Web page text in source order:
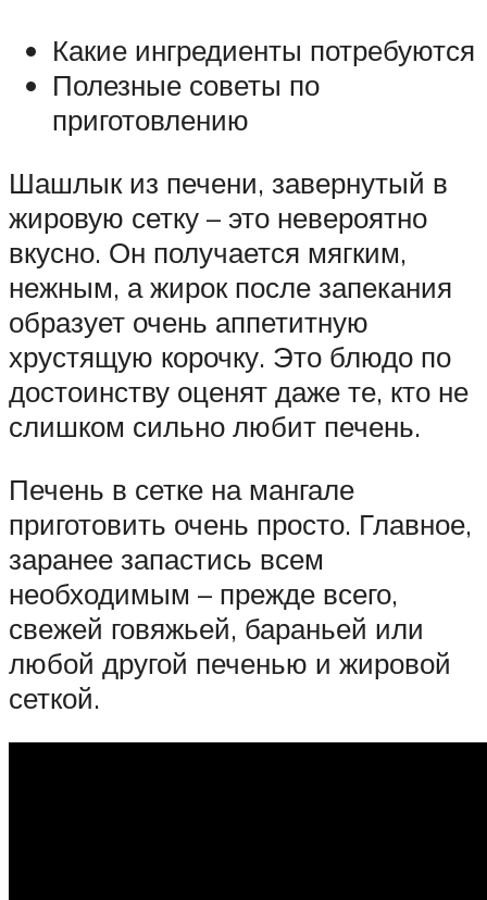
Какие ингредиенты потребуются
Полезные советы по
приготовлению
Шашлык из печени, завернутый в
жировую сетку – это невероятно
вкусно. Он получается мягким,
нежным, а жирок после запекания
образует очень аппетитную
хрустящую корочку. Это блюдо по
достоинству оценят даже те, кто не
слишком сильно любит печень.
Печень в сетке на мангале
приготовить очень просто. Главное,
заранее запастись всем
необходимым – прежде всего,
свежей говяжьей, бараньей или
любой другой печенью и жировой
сеткой.